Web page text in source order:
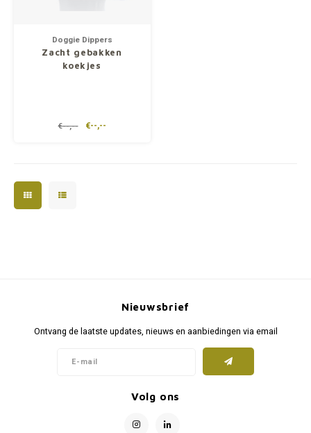
Doggie Dippers
Zacht gebakken
koekjes
€--,-- €--,--
Nieuwsbrief
Ontvang de laatste updates, nieuws en aanbiedingen via email
Volg ons